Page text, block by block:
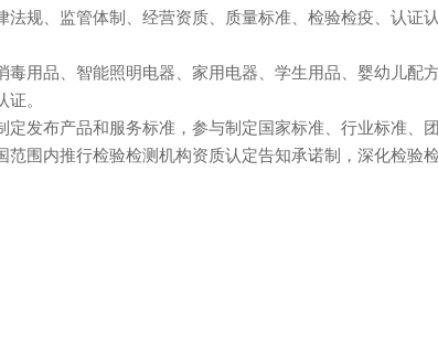
法规、监管体制、经营资质、质量标准、检验检疫、认
毒用品、智能照明电器、家用电器、学生用品、婴幼儿
。
定发布产品和服务标准，参与制定国家标准、行业标准、
范围内推行检验检测机构资质认定告知承诺制，深化检验